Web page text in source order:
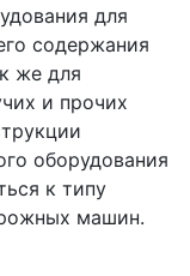
для
содержания
же для
и прочих
оборудования
к типу
машин.